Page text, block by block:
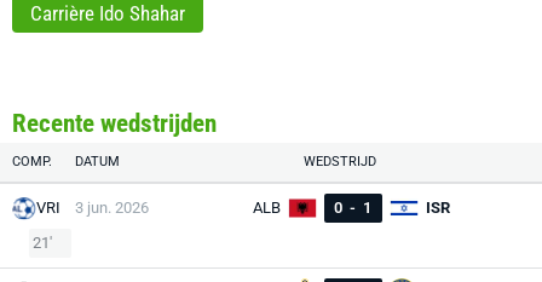
Carrière Ido Shahar
Recente wedstrijden
COMP. DATUM WEDSTRIJD
VRI 3 jun. 2026 ALB 0 - 1
ISR
21'